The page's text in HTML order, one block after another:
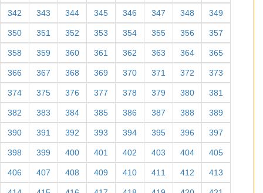
342 343 344 345 346 347 348 349
350 351 352 353 354 355 356 357
358 359 360 361 362 363 364 365
366 367 368 369 370 371 372 373
374 375 376 377 378 379 380 381
382 383 384 385 386 387 388 389
390 391 392 393 394 395 396 397
398 399 400 401 402 403 404 405
406 407 408 409 410 411 412 413